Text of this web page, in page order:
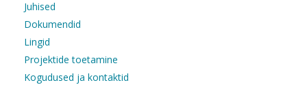
Juhised
Dokumendid
Lingid
Projektide toetamine
Kogudused ja kontaktid